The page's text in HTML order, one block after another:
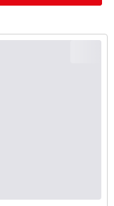
automatique